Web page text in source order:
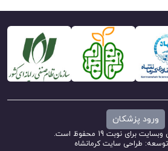
ورود پزشکان
برای نوبت 19 محفوظ است.
طراحی سایت کرمانشاه